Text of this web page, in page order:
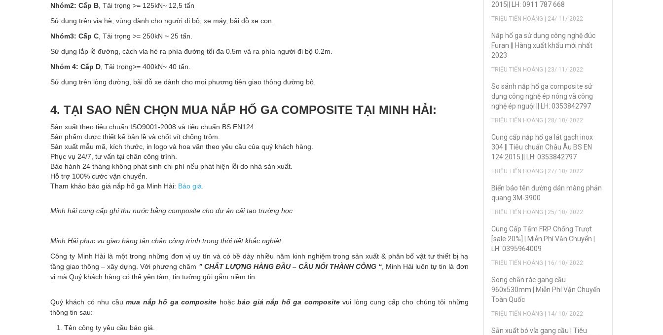
Nhóm2: Cấp B , Tải trọng >= 125kN~ 12,5 tấn
Sử dụng trên vỉa hè, vùng dành cho người đi bộ, xe máy, bãi đỗ xe con.
Nhóm3: Cấp C , Tải trọng >= 250kN ~ 25 tấn.
Sử dụng lắp lề đường, cách vỉa hè ra phía đường tối đa 0.5m và ra phía người đi bộ 0.2m.
Nhóm 4: Cấp D , Tải trọng>= 400kN~ 40 tấn.
Sử dụng trên lòng đường, bãi đỗ xe dành cho mọi phương tiện giao thông đường bộ.
4. TẠI SAO NÊN CHỌN MUA NẮP HỐ GA COMPOSITE TẠI MINH HẢI:
Sản xuất theo tiêu chuẩn ISO9001-2008 và tiêu chuẩn BS EN124.
Sản phẩm được thiết kế bản lề và chốt vít chống trộm.
Sản xuất mẫu mã, kích thước, in logo và hoa văn theo yêu cầu của quý khách hàng.
Phục vụ 24/7, tư vấn tại chân công trình.
Bảo hành 24 tháng không phát sinh chi phí nếu phát hiện lỗi do nhà sản xuất.
Hỗ trợ 100% cước vận chuyển.
Tham khảo báo giá nắp hố ga Minh Hải: Báo giá.
Minh hải cung cấp ghi thu nước bằng composite cho dự án cải tạo trường học
Minh Hải phục vụ giao hàng tận chân công trình trong thời tiết khắc nghiệt
Công ty Minh Hải là một trong những đơn vị uy tín và có bề dày nhiều năm kinh nghiệm trong sản xuất & phân bố vật tư thiết bị hạ
tầng giao thông – xây dựng. Với phương châm ” CHẤT LƯỢNG HÀNG ĐẦU – CẦU NỐI THÀNH CÔNG “ , Minh Hải luôn tự tin là đơn
vị mà Quý khách hàng có thể yên tâm, tin tưởng gửi gắm niềm tin.
Quý khách có nhu cầumua nắp hố ga composite hoặcbáo giánắp hố ga compositevui lòng cung cấp cho chúng tôi những
thông tin sau:
1. Tên công ty yêu cầu báo giá.
2015|| LH: 0911 787 668
TRIỆU TIẾN HOÀNG | 24/ 11/ 2022
Nắp hố ga sử dụng công nghệ đúc
Furan || Hàng xuất khẩu mới nhất
2023
TRIỆU TIẾN HOÀNG | 23/ 11/ 2022
So sánh nắp hố ga composite sử
dụng công nghệ ép nóng và công
nghệ ép nguội || LH: 0353842797
TRIỆU TIẾN HOÀNG | 28/ 10/ 2022
Cung cấp nắp hố ga lát gạch inox
304 || Tiêu chuẩn Châu Âu BS EN
124:2015 || LH: 0353842797
TRIỆU TIẾN HOÀNG | 27/ 10/ 2022
Biển báo tên đường dán màng phản
quang 3M-3900
TRIỆU TIẾN HOÀNG | 25/ 10/ 2022
Cung Cấp Tấm FRP Chống Trượt
[sale 20%] | Miễn Phí Vận Chuyển |
LH: 0395964009
TRIỆU TIẾN HOÀNG | 16/ 10/ 2022
Song chắn rác gang cầu
960x530mm | Miễn Phí Vận Chuyển
Toàn Quốc
TRIỆU TIẾN HOÀNG | 14/ 10/ 2022
Sản xuẩt bó vỉa gang cầu | Tiêu